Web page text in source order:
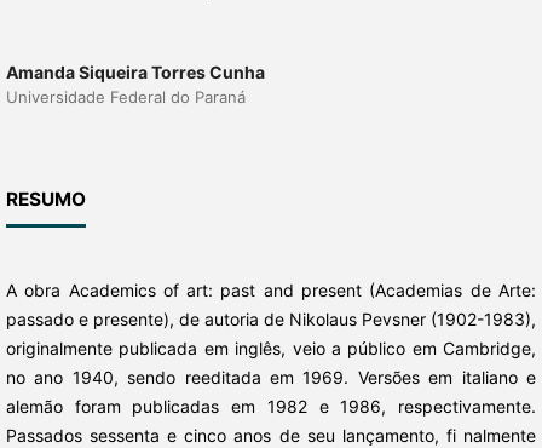
Amanda Siqueira Torres Cunha
Universidade Federal do Paraná
RESUMO
A obra Academics of art: past and present (Academias de Arte:
passado e presente), de autoria de Nikolaus Pevsner (1902-1983),
originalmente publicada em inglês, veio a público em Cambridge,
no ano 1940, sendo reeditada em 1969. Versões em italiano e
alemão foram publicadas em 1982 e 1986, respectivamente.
Passados sessenta e cinco anos de seu lançamento, fi nalmente